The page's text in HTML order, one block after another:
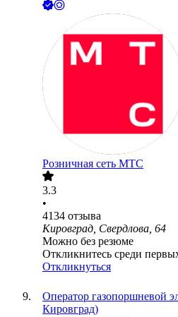
Розничная сеть МТС
3.3
•
4134 отзыва
Кировград, Свердлова, 64
Можно без резюме
Откликнитесь среди
Откликнуться
Оператор газопоршневой
Кировград)